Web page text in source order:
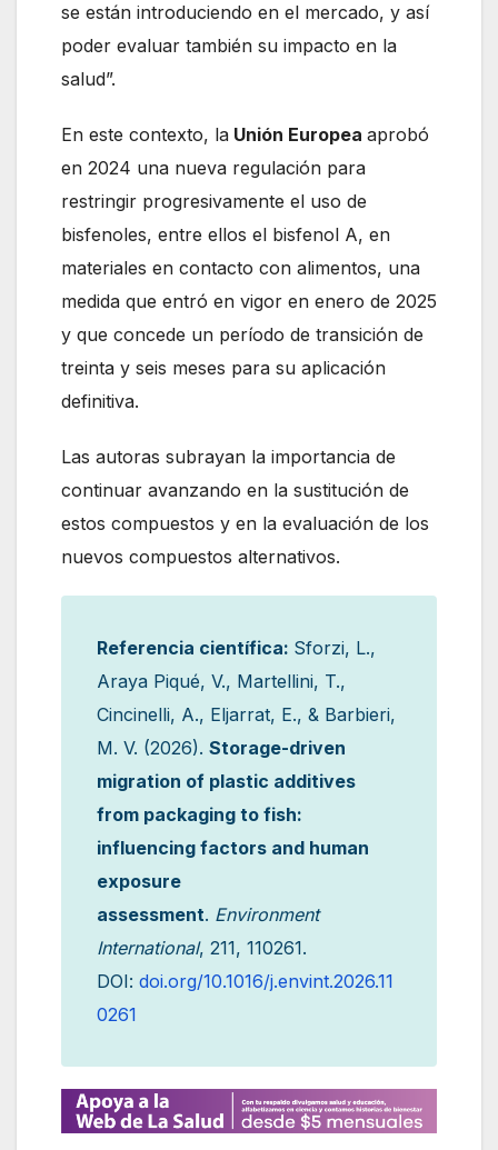
se están introduciendo en el mercado, y así
poder evaluar también su impacto en la
salud”.
En este contexto, la Unión Europea aprobó
en 2024 una nueva regulación para
restringir progresivamente el uso de
bisfenoles, entre ellos el bisfenol A, en
materiales en contacto con alimentos, una
medida que entró en vigor en enero de 2025
y que concede un período de transición de
treinta y seis meses para su aplicación
definitiva.
Las autoras subrayan la importancia de
continuar avanzando en la sustitución de
estos compuestos y en la evaluación de los
nuevos compuestos alternativos.
Referencia científica: Sforzi, L.,
Araya Piqué, V., Martellini, T.,
Cincinelli, A., Eljarrat, E., & Barbieri,
M. V. (2026). Storage-driven
migration of plastic additives
from packaging to fish:
influencing factors and human
exposure
assessment. Environment
International, 211, 110261.
DOI: doi.org/10.1016/j.envint.2026.11
0261